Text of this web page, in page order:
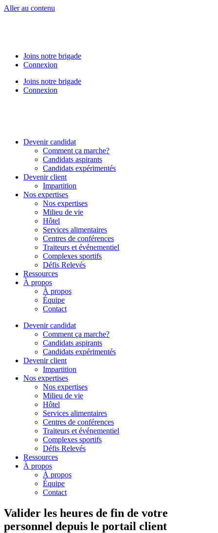
Aller au contenu
Joins notre brigade
Connexion
Joins notre brigade
Connexion
Devenir candidat
Comment ça marche?
Candidats aspirants
Candidats expérimentés
Devenir client
Impartition
Nos expertises
Nos expertises
Milieu de vie
Hôtel
Services alimentaires
Centres de conférences
Traiteurs et événementiel
Complexes sportifs
Défis Relevés
Ressources
À propos
À propos
Équipe
Contact
Devenir candidat
Comment ça marche?
Candidats aspirants
Candidats expérimentés
Devenir client
Impartition
Nos expertises
Nos expertises
Milieu de vie
Hôtel
Services alimentaires
Centres de conférences
Traiteurs et événementiel
Complexes sportifs
Défis Relevés
Ressources
À propos
À propos
Équipe
Contact
Valider les heures de fin de votre
personnel depuis le portail client